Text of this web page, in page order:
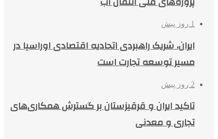
1 روز پیش
ایران، شریک راهبردی اتحادیه اقتصادی اوراسیا در
مسیر توسعه تجارت است
2 روز پیش
تاکید ایران و قرقیزستان بر گسترش همکاری‌های
تجاری و معدنی